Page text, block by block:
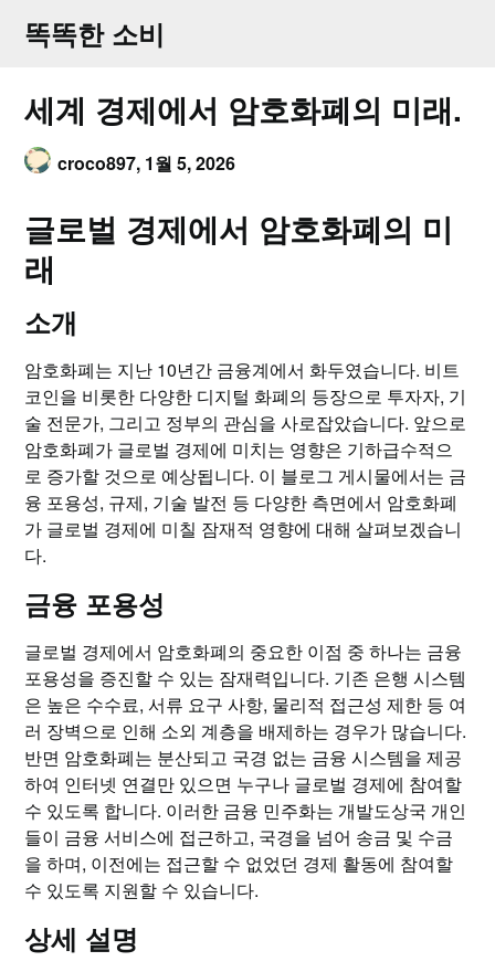
똑똑한 소비
세계 경제에서 암호화폐의 미래.
croco897, 1월 5, 2026
글로벌 경제에서 암호화폐의 미
래
소개
암호화폐는 지난 10년간 금융계에서 화두였습니다. 비트
코인을 비롯한 다양한 디지털 화폐의 등장으로 투자자, 기
술 전문가, 그리고 정부의 관심을 사로잡았습니다. 앞으로
암호화폐가 글로벌 경제에 미치는 영향은 기하급수적으
로 증가할 것으로 예상됩니다. 이 블로그 게시물에서는 금
융 포용성, 규제, 기술 발전 등 다양한 측면에서 암호화폐
가 글로벌 경제에 미칠 잠재적 영향에 대해 살펴보겠습니
다.
금융 포용성
글로벌 경제에서 암호화폐의 중요한 이점 중 하나는 금융
포용성을 증진할 수 있는 잠재력입니다. 기존 은행 시스템
은 높은 수수료, 서류 요구 사항, 물리적 접근성 제한 등 여
러 장벽으로 인해 소외 계층을 배제하는 경우가 많습니다.
반면 암호화폐는 분산되고 국경 없는 금융 시스템을 제공
하여 인터넷 연결만 있으면 누구나 글로벌 경제에 참여할
수 있도록 합니다. 이러한 금융 민주화는 개발도상국 개인
들이 금융 서비스에 접근하고, 국경을 넘어 송금 및 수금
을 하며, 이전에는 접근할 수 없었던 경제 활동에 참여할
수 있도록 지원할 수 있습니다.
상세 설명